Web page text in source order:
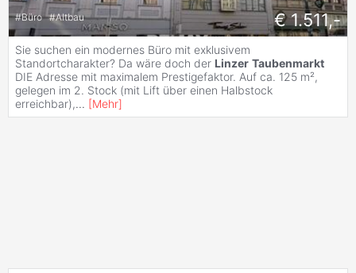
#Büro #Altbau € 1.511,-
Sie suchen ein modernes Büro mit exklusivem
Standortcharakter? Da wäre doch der Linzer Taubenmarkt
DIE Adresse mit maximalem Prestigefaktor. Auf ca. 125 m²,
gelegen im 2. Stock (mit Lift über einen Halbstock
erreichbar),... [Mehr]